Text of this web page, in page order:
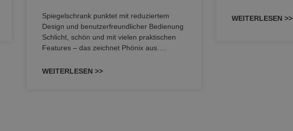
Spiegelschrank punktet mit reduziertem
Design und benutzerfreundlicher Bedienung
Schlicht, schön und mit vielen praktischen
Features – das zeichnet Phönix aus.…
WEITERLESEN >>
WEITERLESEN >>